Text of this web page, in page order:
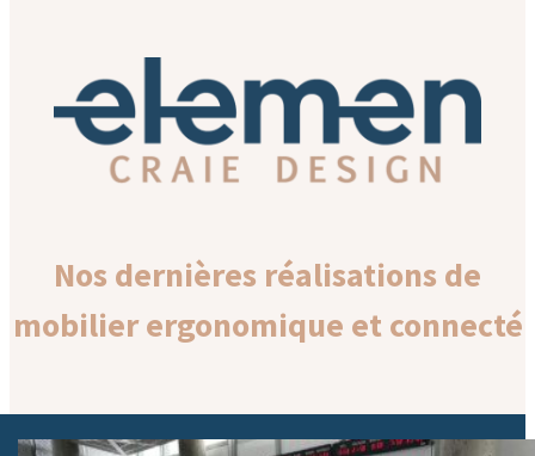
Nos dernières réalisations de
mobilier ergonomique et connecté